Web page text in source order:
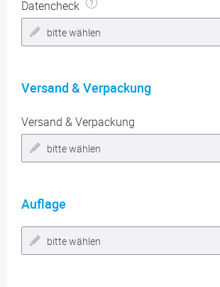
Datencheck
bitte wählen
Versand & Verpackung
Versand & Verpackung
bitte wählen
Auflage
bitte wählen